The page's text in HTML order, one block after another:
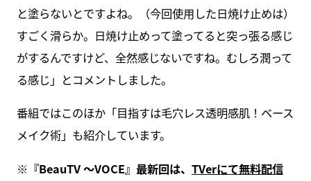
と塗らないとですよね。（今回使用した日焼け止めは）
すごく滑らか。日焼け止めって塗ってると突っ張る感じ
がするんですけど、全然感じないですね。むしろ潤って
る感じ」とコメントしました。
番組ではこのほか「目指すは毛穴レス透明感肌！ベース
メイク術」も紹介しています。
※『BeauTV ～VOCE』最新回は、 TVerにて無料配信